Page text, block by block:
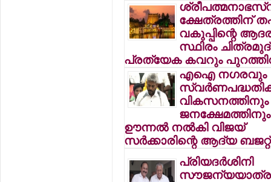
ക്ഷേത്രത്തിന്
വകുപ്പിന്റെ
സ്ഥിരം
പ്രത്യേക കവറും
എഐ നഗരവും
വികസനത്തിനും
ജനക്ഷേമത്തിനും
ഊന്നല്‍ നല്‍കി വിജയ്
സര്‍ക്കാരിന്റെ ആദ്യ ബജറ്റ്
പ്രിയദര്‍ശിനി